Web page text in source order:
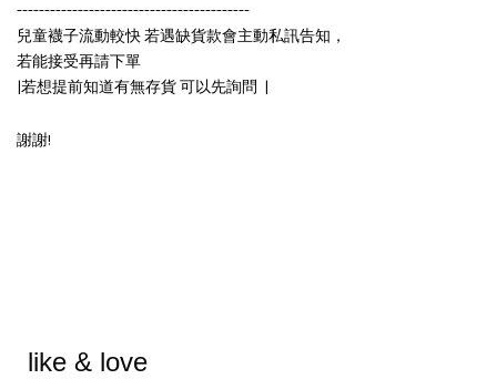
------------------------------------------
兒童襪子流動較快 若遇缺貨款會主動私訊告知，
若能接受再請下單
|若想提前知道有無存貨 可以先詢問 |
謝謝!
like & love